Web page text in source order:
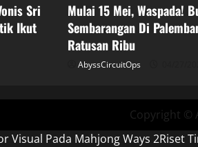
Sri
Ikut
Mulai 15 Mei, Waspada!
Sembarangan Di
Ratusan Ribu
AbyssCircuitOps
Copyright ©
Visual Pada Mahjong Ways 2Riset